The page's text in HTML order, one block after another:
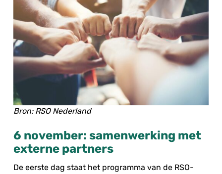
Bron: RSO Nederland
6 november: samenwerking met
externe partners
De eerste dag staat het programma van de RSO-